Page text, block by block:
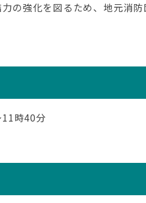
の強化を図るため、地元消
時40分